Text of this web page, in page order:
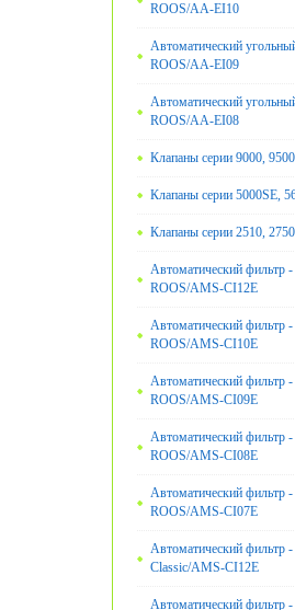
ROOS/AA-EI10
Автоматический
ROOS/AA-EI09
Автоматический
ROOS/AA-EI08
Клапаны серии 9000, 9500
Клапаны серии 5000SE,
Клапаны серии 2510,
Автоматический фильтр -
ROOS/AMS-CI12E
Автоматический фильтр -
ROOS/AMS-CI10E
Автоматический фильтр -
ROOS/AMS-CI09E
Автоматический фильтр -
ROOS/AMS-CI08E
Автоматический фильтр -
ROOS/AMS-CI07E
Автоматический фильтр -
Classic/AMS-CI12E
Автоматический фильтр -